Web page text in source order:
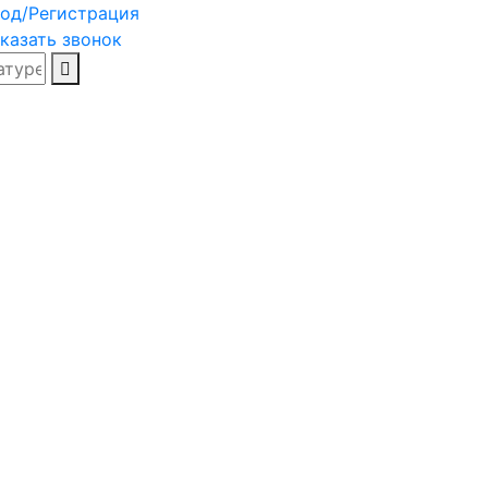
Регистрация
звонок